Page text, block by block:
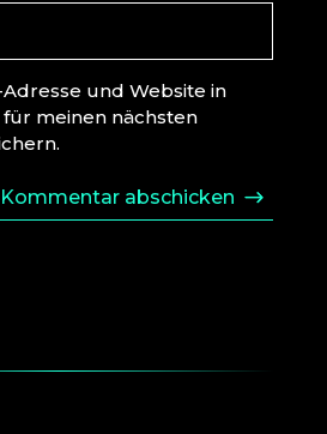
Adresse und Website in
meinen nächsten
Kommentar abschicken